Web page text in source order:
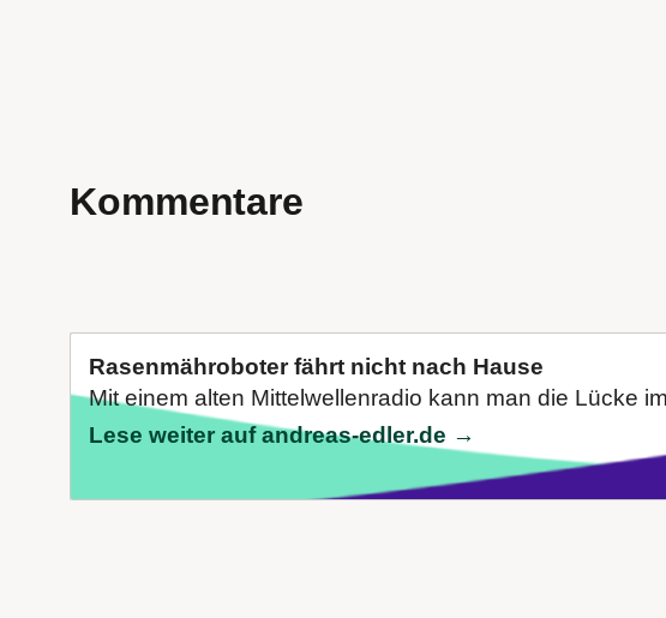
Kommentare
Rasenmähroboter fährt nicht nach Hause
Mit einem alten Mittelwellenradio kann man die Lücke
Lese weiter auf andreas-edler.de →